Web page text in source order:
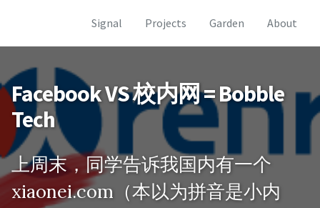
primary
navigation
content
footer
Signal Projects Garden About
Facebook VS 校内网 = Bobble
Tech
上周末，同学告诉我国内有一个
xiaonei.com（本以为拼音是小内